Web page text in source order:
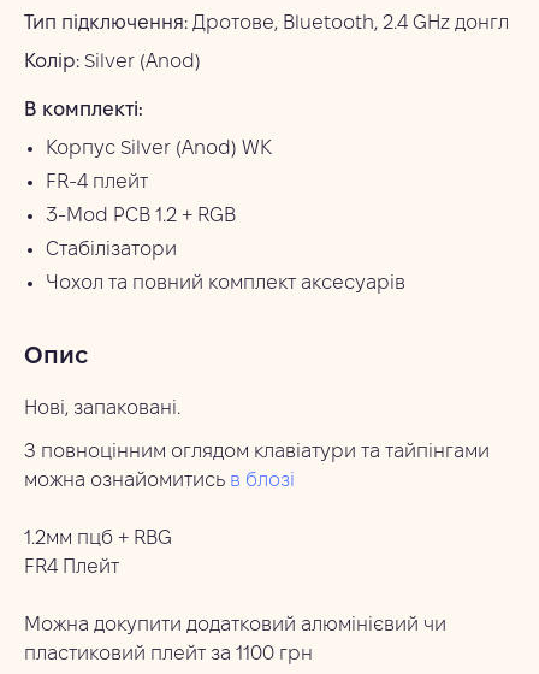
Тип підключення: Дротове, Bluetooth, 2.4 GHz донгл
Колір: Silver (Anod)
В комплекті:
Корпус Silver (Anod) WK
FR-4 плейт
3-Mod PCB 1.2 + RGB
Стабілізатори
Чохол та повний комплект аксесуарів
Опис
Нові, запаковані.
З повноцінним оглядом клавіатури та тайпінгами
можна ознайомитись в блозі
1.2мм пцб + RBG
FR4 Плейт
Можна докупити додатковий алюмінієвий чи
пластиковий плейт за 1100 грн